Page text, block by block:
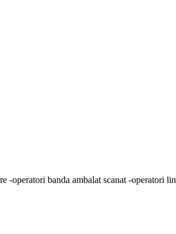
operatori banda ambalat scanat -operatori